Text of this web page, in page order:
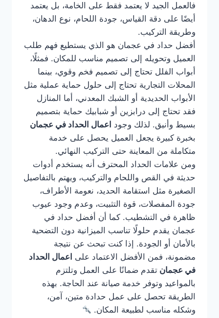
فالعمل الجيد لا يعتمد فقط على الخامة، بل يعتمد
أيضًا على دقة القياس، جودة اللحام، نوع الدهان،
وطريقة التركيب.
أفضل حداد في عجمان هو الذي يستطيع فهم طلب
العميل وتحويله إلى تصميم مناسب للمكان. فمثلًا،
أبواب الفلل تحتاج إلى تصميم فخم وقوي، بينما
المحلات التجارية تحتاج إلى حلول حماية عملية مثل
الأبواب الحديدية أو الشبك المعدني، أما المنازل
فقد تحتاج إلى درابزين أو شبابيك حماية بتصميم
بسيط وأنيق. لذلك وجود اعمال الحداد في عجمان
بخبرة كبيرة يجعل العميل يحصل على خدمة
متكاملة من المعاينة حتى التركيب النهائي.
ومن علامات الحداد المحترف أنه يستخدم أدوات
حديثة في القص واللحام والتركيب، ويهتم بالتفاصيل
الصغيرة مثل استقامة الحديد، نعومة الأطراف،
جودة المفصلات، قوة التثبيت، وعدم وجود عيوب
ظاهرة في التشطيب. كما أن أفضل حداد في
عجمان يقدم حلولًا تناسب الميزانية دون التضحية
بالأمان أو الجودة. إذا كنت تبحث عن نتيجة
مضمونة، فمن الأفضل الاعتماد على اعمال الحداد
في عجمان تقدم ضمانًا على العمل وتلتزم
بالمواعيد وتوفر خدمة صيانة عند الحاجة. بهذه
الطريقة تحصل على عمل حدادة متين، آمن،
وشكله مناسب لطبيعة المكان.